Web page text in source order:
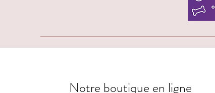
Notre boutique en ligne